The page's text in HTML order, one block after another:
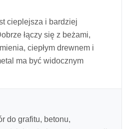
cieplejsza i bardziej
łączy się z beżami,
ciepłym drewnem i
ma być widocznym
do grafitu, betonu,